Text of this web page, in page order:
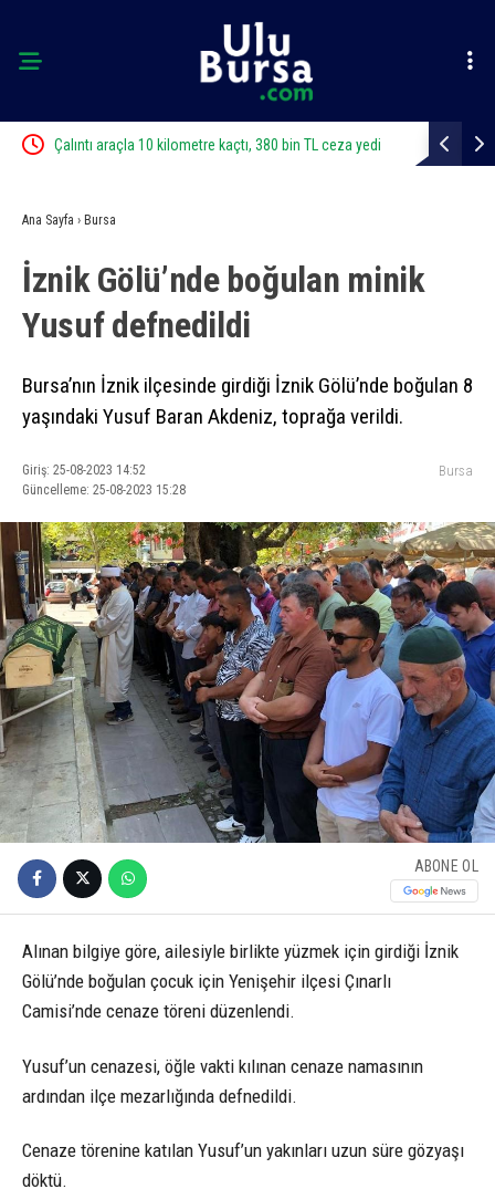
Çalıntı araçla 10 kilometre kaçtı, 380 bin TL ceza yedi Bursa’da
Ana Sayfa › Bursa
İznik Gölü’nde boğulan minik
Yusuf defnedildi
Bursa’nın İznik ilçesinde girdiği İznik Gölü’nde boğulan 8
yaşındaki Yusuf Baran Akdeniz, toprağa verildi.
Giriş: 25-08-2023 14:52
Güncelleme: 25-08-2023 15:28
Bursa
ABONE OL
Alınan bilgiye göre, ailesiyle birlikte yüzmek için girdiği İznik
Gölü’nde boğulan çocuk için Yenişehir ilçesi Çınarlı
Camisi’nde cenaze töreni düzenlendi.
Yusuf’un cenazesi, öğle vakti kılınan cenaze namasının
ardından ilçe mezarlığında defnedildi.
Cenaze törenine katılan Yusuf’un yakınları uzun süre gözyaşı
döktü.